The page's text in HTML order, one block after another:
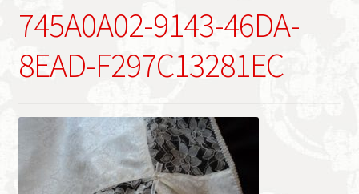
745A0A02-9143-46DA-
8EAD-F297C13281EC